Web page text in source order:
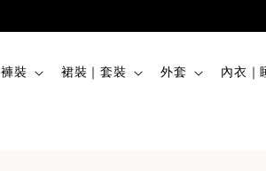
褲裝 裙裝｜套裝 外套 內衣｜